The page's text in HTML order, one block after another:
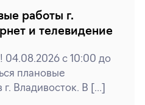
работы г.
и телевидение
04.08.2026 с 10:00 до
плановые
Владивосток. В […]